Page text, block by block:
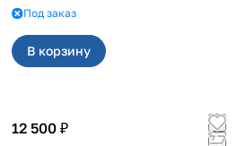
Под заказ
В корзину
12 500 ₽